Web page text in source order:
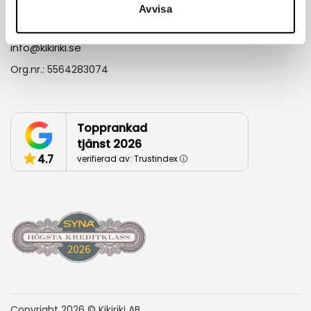
Avvisa
Askims Verkstadsväg 5A 436 34, Göteborg
info@kikiriki.se
Org.nr.: 5564283074
4.7
Topprankad
tjänst 2026
verifierad av: Trustindex